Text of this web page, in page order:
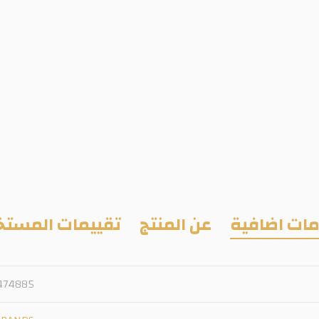
اضافية عن المنتج تقييمات